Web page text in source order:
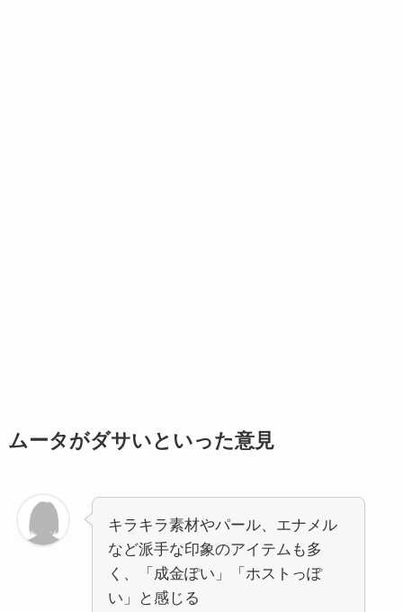
ムータがダサいといった意見
キラキラ素材やパール、エナメル
など派手な印象のアイテムも多
く、「成金ぽい」「ホストっぽ
い」と感じる